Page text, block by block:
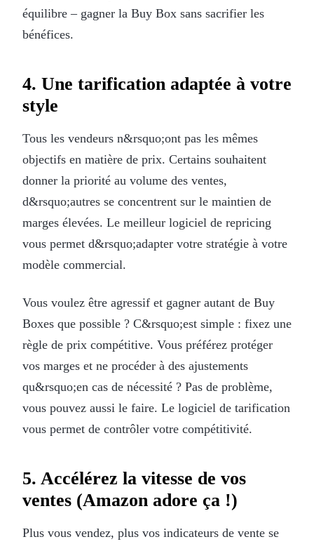
équilibre – gagner la Buy Box sans sacrifier les
bénéfices.
4. Une tarification adaptée à votre
style
Tous les vendeurs n&rsquo;ont pas les mêmes
objectifs en matière de prix. Certains souhaitent
donner la priorité au volume des ventes,
d&rsquo;autres se concentrent sur le maintien de
marges élevées. Le meilleur logiciel de repricing
vous permet d&rsquo;adapter votre stratégie à votre
modèle commercial.
Vous voulez être agressif et gagner autant de Buy
Boxes que possible ? C&rsquo;est simple : fixez une
règle de prix compétitive. Vous préférez protéger
vos marges et ne procéder à des ajustements
qu&rsquo;en cas de nécessité ? Pas de problème,
vous pouvez aussi le faire. Le logiciel de tarification
vous permet de contrôler votre compétitivité.
5. Accélérez la vitesse de vos
ventes (Amazon adore ça !)
Plus vous vendez, plus vos indicateurs de vente se